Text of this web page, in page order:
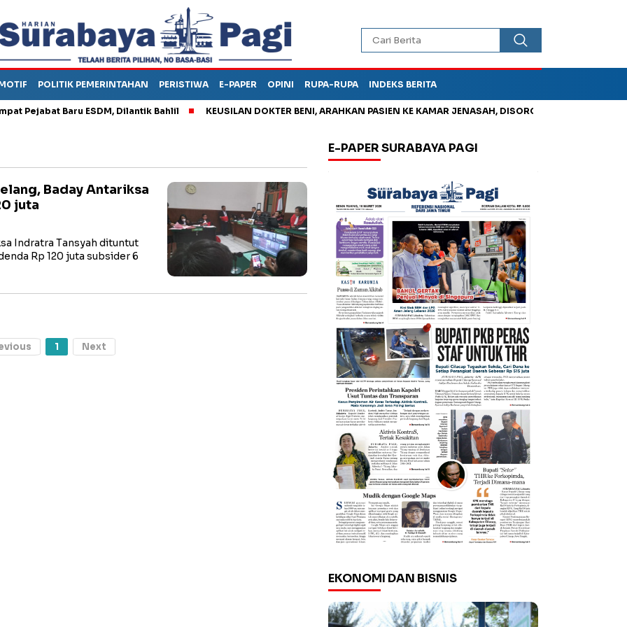
POLITIK PEMERINTAHAN PERISTIWA E-PAPER OPINI RUPA-RUPA INDEKS BERITA
Baru ESDM, Dilantik Bahlil KEUSILAN DOKTER BENI, ARAHKAN PASIEN KE KAMAR JENASAH, DISOROT
Baday Antariksa
juta
Indratra Tansyah dituntut
Rp 120 juta subsider 6
1 Next
E-PAPER SURABAYA PAGI
EKONOMI DAN BISNIS